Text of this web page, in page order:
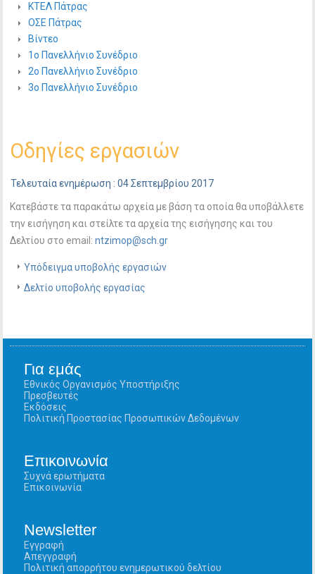
ΚΤΕΛ Πάτρας
ΟΣΕ Πάτρας
Βίντεο
1ο Πανελλήνιο Συνέδριο
2ο Πανελλήνιο Συνέδριο
3ο Πανελλήνιο Συνέδριο
Οδηγίες εργασιών
Τελευταία ενημέρωση : 04 Σεπτεμβρίου 2017
Κατεβάστε τα παρακάτω αρχεία με βάση τα οποία θα υποβάλλετε
την εισήγηση και στείλτε τα αρχεία της εισήγησης και του
Δελτίου στο email:ntzimop@sch.gr
Υπόδειγμα υποβολής εργασιών
Δελτίο υποβολής εργασίας
Για εμάς
Εθνικός Οργανισμός Υποστήριξης
Πρεσβευτές
Εκδόσεις
Πολιτική Προστασίας Προσωπικών Δεδομένων
Επικοινωνία
Συχνά ερωτήματα
Επικοινωνία
Newsletter
Εγγραφή
Απεγγραφή
Πολιτική απορρήτου ενημερωτικού δελτίου